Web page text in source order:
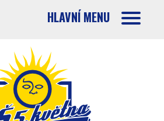
HLAVNÍ MENU
Orientační nabídka